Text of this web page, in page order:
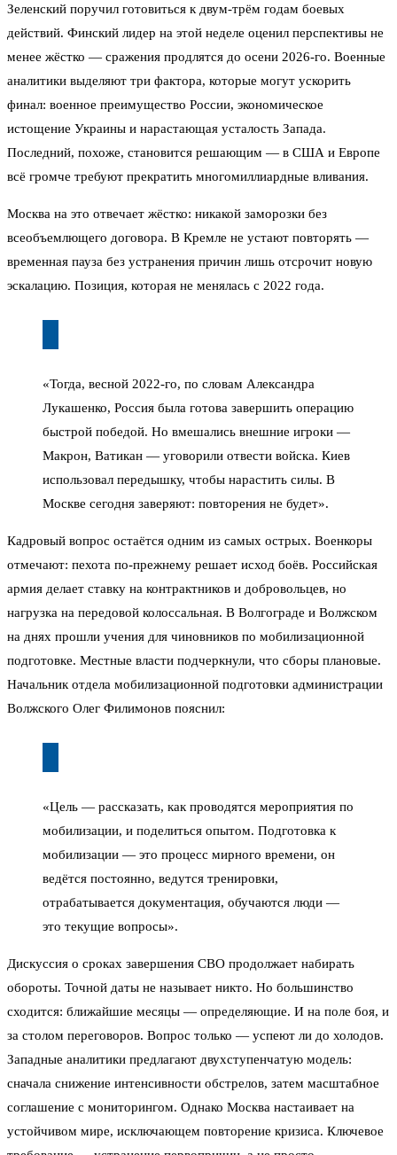
Зеленский поручил готовиться к двум-трём годам боевых
действий. Финский лидер на этой неделе оценил перспективы не
менее жёстко — сражения продлятся до осени 2026-го. Военные
аналитики выделяют три фактора, которые могут ускорить
финал: военное преимущество России, экономическое
истощение Украины и нарастающая усталость Запада.
Последний, похоже, становится решающим — в США и Европе
всё громче требуют прекратить многомиллиардные вливания.
Москва на это отвечает жёстко: никакой заморозки без
всеобъемлющего договора. В Кремле не устают повторять —
временная пауза без устранения причин лишь отсрочит новую
эскалацию. Позиция, которая не менялась с 2022 года.
«Тогда, весной 2022-го, по словам Александра
Лукашенко, Россия была готова завершить операцию
быстрой победой. Но вмешались внешние игроки —
Макрон, Ватикан — уговорили отвести войска. Киев
использовал передышку, чтобы нарастить силы. В
Москве сегодня заверяют: повторения не будет».
Кадровый вопрос остаётся одним из самых острых. Военкоры
отмечают: пехота по-прежнему решает исход боёв. Российская
армия делает ставку на контрактников и добровольцев, но
нагрузка на передовой колоссальная. В Волгограде и Волжском
на днях прошли учения для чиновников по мобилизационной
подготовке. Местные власти подчеркнули, что сборы плановые.
Начальник отдела мобилизационной подготовки администрации
Волжского Олег Филимонов пояснил:
«Цель — рассказать, как проводятся мероприятия по
мобилизации, и поделиться опытом. Подготовка к
мобилизации — это процесс мирного времени, он
ведётся постоянно, ведутся тренировки,
отрабатывается документация, обучаются люди —
это текущие вопросы».
Дискуссия о сроках завершения СВО продолжает набирать
обороты. Точной даты не называет никто. Но большинство
сходится: ближайшие месяцы — определяющие. И на поле боя, и
за столом переговоров. Вопрос только — успеют ли до холодов.
Западные аналитики предлагают двухступенчатую модель:
сначала снижение интенсивности обстрелов, затем масштабное
соглашение с мониторингом. Однако Москва настаивает на
устойчивом мире, исключающем повторение кризиса. Ключевое